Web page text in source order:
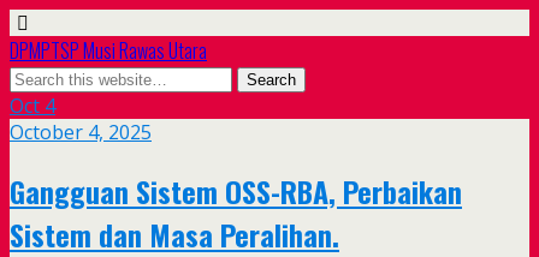
DPMPTSP Musi Rawas Utara
Oct 4
October 4, 2025
Gangguan Sistem OSS-RBA, Perbaikan
Sistem dan Masa Peralihan.